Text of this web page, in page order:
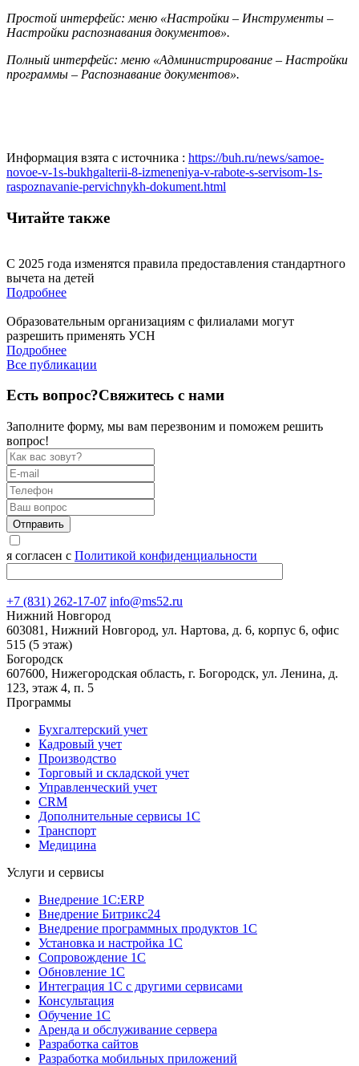
Простой интерфейс: меню «Настройки – Инструменты –
Настройки распознавания документов».
Полный интерфейс: меню «Администрирование – Настройки
программы – Распознавание документов».
Информация взята с источника : https://buh.ru/news/samoe-
novoe-v-1s-bukhgalterii-8-izmeneniya-v-rabote-s-servisom-1s-
raspoznavanie-pervichnykh-dokument.html
Читайте также
С 2025 года изменятся правила предоставления стандартного
вычета на детей
Подробнее
Образовательным организациям с филиалами могут
разрешить применять УСН
Подробнее
Все публикации
Есть вопрос?Свяжитесь с нами
Заполните форму, мы вам перезвоним и поможем решить
вопрос!
Отправить
я согласен с Политикой конфиденциальности
+7 (831) 262-17-07 info@ms52.ru
Нижний Новгород
603081, Нижний Новгород, ул. Нартова, д. 6, корпус 6, офис
515 (5 этаж)
Богородск
607600, Нижегородская область, г. Богородск, ул. Ленина, д.
123, этаж 4, п. 5
Программы
Бухгалтерский учет
Кадровый учет
Производство
Торговый и складской учет
Управленческий учет
CRM
Дополнительные сервисы 1С
Транспорт
Медицина
Услуги и сервисы
Внедрение 1С:ERP
Внедрение Битрикс24
Внедрение программных продуктов 1С
Установка и настройка 1С
Сопровождение 1С
Обновление 1С
Интеграция 1С с другими сервисами
Консультация
Обучение 1С
Аренда и обслуживание сервера
Разработка сайтов
Разработка мобильных приложений